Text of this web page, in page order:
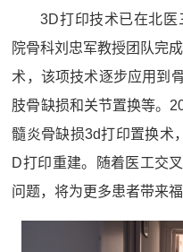
3D打印技术已在北医
院骨科刘忠军教授团队完
术，该项技术逐步应用到
肢骨缺损和关节置换等。
髓炎骨缺损3d打印置换术
D打印重建。随着医工交
问题，将为更多患者带来福